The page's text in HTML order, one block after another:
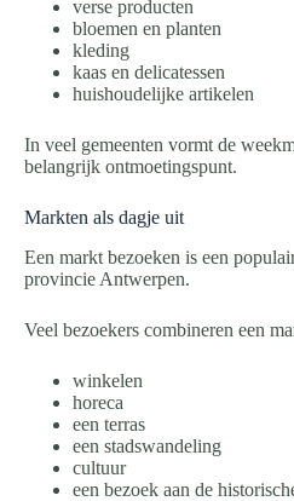
verse producten
bloemen en planten
kleding
kaas en delicatessen
huishoudelijke artikelen
In veel gemeenten vormt de
belangrijk ontmoetingspunt.
Markten als dagje uit
Een markt bezoeken is een
provincie Antwerpen.
Veel bezoekers combineren een
winkelen
horeca
een terras
een stadswandeling
cultuur
een bezoek aan de